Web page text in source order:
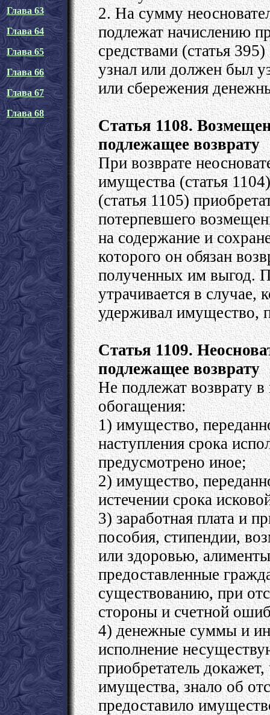
Глава 63
Глава 64
Глава 65
Глава 66
Глава 67
Глава 68
2. На сумму
подлежат начислению
средствами (статья
узнал или должен был
или сбережения
Статья 1108.
подлежащее возврату
При возврате
имущества (статья
(статья 1105)
потерпевшего
на содержание и
которого он обязан
полученных им выгод.
утрачивается в случае,
удерживал имущество,
Статья 1109.
подлежащее возврату
Не подлежат возврату в
обогащения:
1) имущество,
наступления срока
предусмотрено иное;
2) имущество,
истечении срока
3) заработная плата и
пособия, стипендии,
или здоровью,
предоставленные
существованию, при
стороны и счетной
4) денежные суммы и
исполнение
приобретатель
имущества, знало об
предоставило